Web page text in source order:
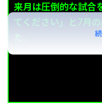
来月は圧倒的な試合
てください」と7月